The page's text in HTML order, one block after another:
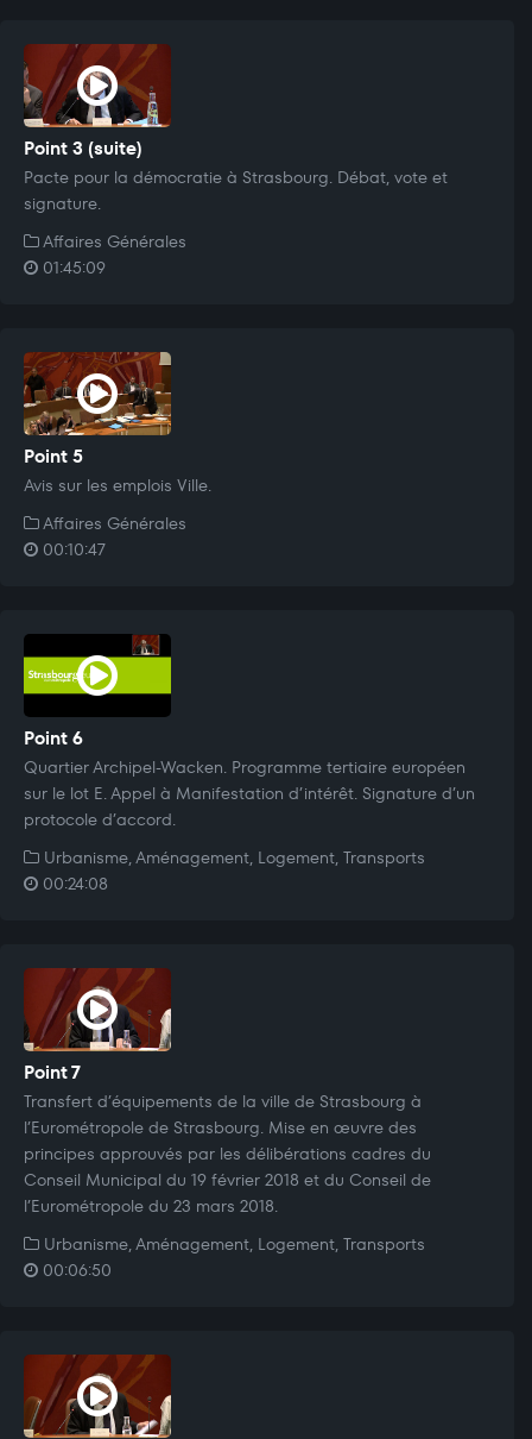
Point 3 (suite)
Pacte pour la démocratie à Strasbourg. Débat, vote et
signature.
Affaires Générales
01:45:09
Point 5
Avis sur les emplois Ville.
Affaires Générales
00:10:47
Point 6
Quartier Archipel-Wacken. Programme tertiaire européen
sur le lot E. Appel à Manifestation d’intérêt. Signature d’un
protocole d’accord.
Urbanisme, Aménagement, Logement, Transports
00:24:08
Point 7
Transfert d’équipements de la ville de Strasbourg à
l’Eurométropole de Strasbourg. Mise en œuvre des
principes approuvés par les délibérations cadres du
Conseil Municipal du 19 février 2018 et du Conseil de
l’Eurométropole du 23 mars 2018.
Urbanisme, Aménagement, Logement, Transports
00:06:50